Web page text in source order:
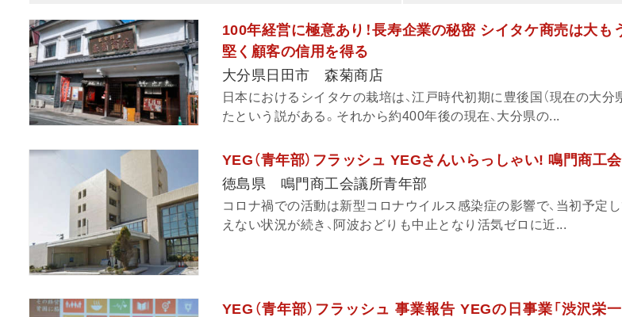
100年経営に極意あり！長寿企業の秘密 シイタケ商売は大も
堅く顧客の信用を得る
大分県日田市 森菊商店
日本におけるシイタケの栽培は、江戸時代初期に豊後国（現在の大分
たという説がある。それから約400年後の現在、大分県の...
YEG（青年部）フラッシュ YEGさんいらっしゃい! 鳴門商工
徳島県 鳴門商工会議所青年部
コロナ禍での活動は新型コロナウイルス感染症の影響で、当初予定
えない状況が続き、阿波おどりも中止となり活気ゼロに近...
YEG（青年部）フラッシュ 事業報告 YEGの日事業「渋沢栄